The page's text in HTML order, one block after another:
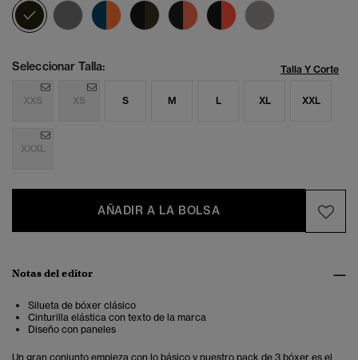
seleccionado
Seleccionar Talla: Talla Y Corte
XXS XS S M L XL XXL
XXXL
AÑADIR A LA BOLSA
Notas del editor
Silueta de bóxer clásico
Cinturilla elástica con texto de la marca
Diseño con paneles
Un gran conjunto empieza con lo básico y nuestro pack de 3 bóxer es el